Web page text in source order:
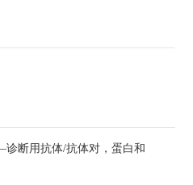
断用抗体/抗体对，蛋白和